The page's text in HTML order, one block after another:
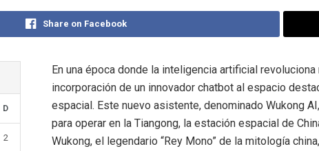
Share on Facebook
En una época donde la inteligencia artificial
incorporación de un innovador chatbot al espacio
espacial. Este nuevo asistente, denominado Wukong
para operar en la Tiangong, la estación espacial de
Wukong, el legendario “Rey Mono” de la mitología
D
2